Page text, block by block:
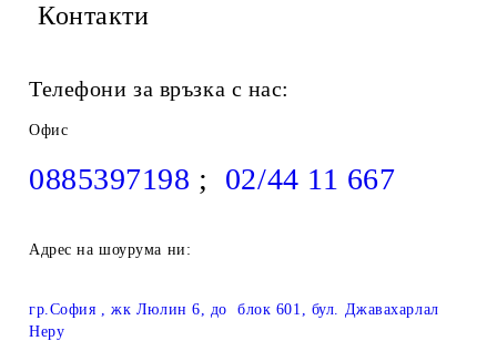
Контакти
Телефони за връзка с нас:
Офис
0885397198 ; 02/44 11 667
Адрес на шоурума ни:
гр.София , жк Люлин 6, до блок 601, бул. Джавахарлал
Неру